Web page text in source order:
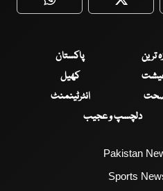
WhatsApp Twitter
ترین
پاکستان
کھیل
انٹرٹینمنٹ
دلچسپ و عجیب
Pakistan
Sports